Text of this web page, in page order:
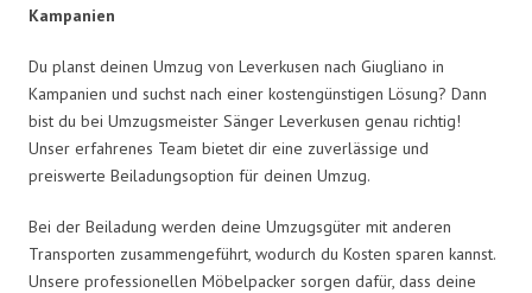
Kampanien
Du planst deinen Umzug von Leverkusen nach Giugliano in
Kampanien und suchst nach einer kostengünstigen Lösung? Dann
bist du bei Umzugsmeister Sänger Leverkusen genau richtig!
Unser erfahrenes Team bietet dir eine zuverlässige und
preiswerte Beiladungsoption für deinen Umzug.
Bei der Beiladung werden deine Umzugsgüter mit anderen
Transporten zusammengeführt, wodurch du Kosten sparen kannst.
Unsere professionellen Möbelpacker sorgen dafür, dass deine